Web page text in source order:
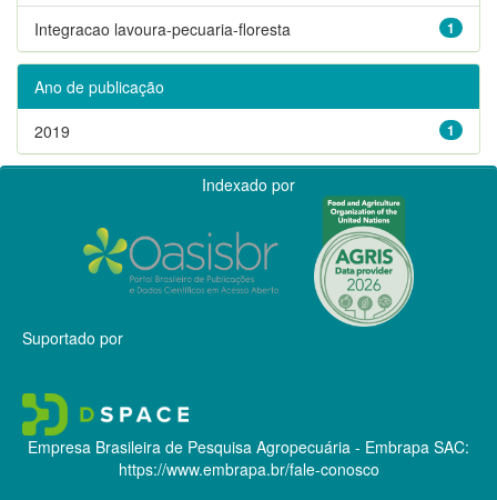
1
Integracao lavoura-pecuaria-floresta
Ano de publicação
1
2019
Indexado por
Suportado por
Empresa Brasileira de Pesquisa Agropecuária - Embrapa SAC:
https://www.embrapa.br/fale-conosco